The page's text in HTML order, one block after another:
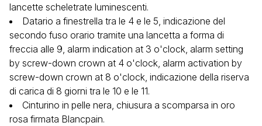
lancette scheletrate luminescenti.
Datario a finestrella tra le 4 e le 5, indicazione del
secondo fuso orario tramite una lancetta a forma di
freccia alle 9, alarm indication at 3 o'clock, alarm setting
by screw-down crown at 4 o'clock, alarm activation by
screw-down crown at 8 o'clock, indicazione della riserva
di carica di 8 giorni tra le 10 e le 11.
Cinturino in pelle nera, chiusura a scomparsa in oro
rosa firmata Blancpain.